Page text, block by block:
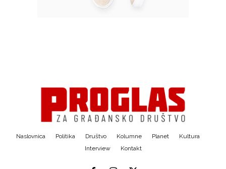
Naslovnica Politika Društvo Kolumne Planet
Kultura
Interview
Kontakt